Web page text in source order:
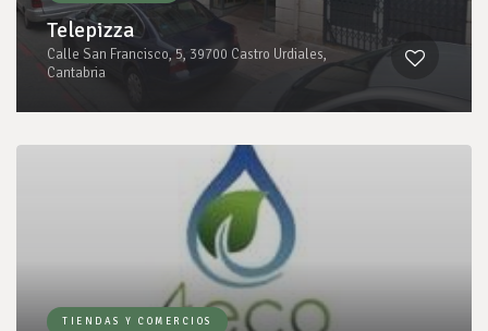
Telepizza
Calle San Francisco, 5, 39700 Castro Urdiales,
Cantabria
TIENDAS Y COMERCIOS